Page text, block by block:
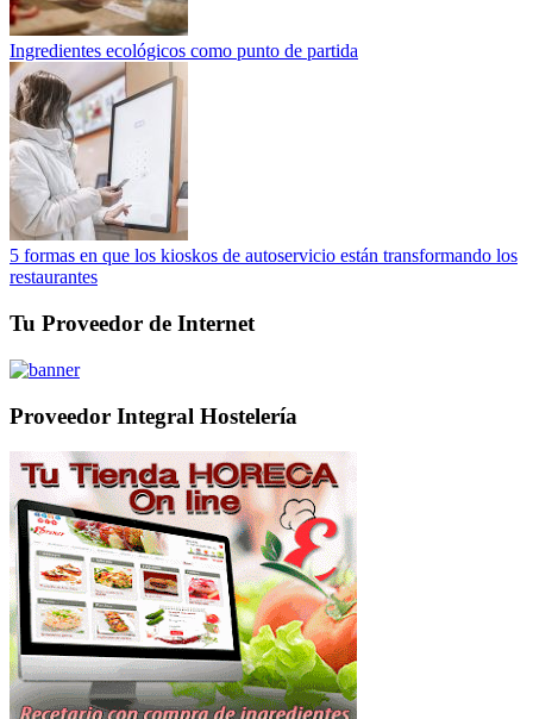
Ingredientes ecológicos como punto de partida
5 formas en que los kioskos de autoservicio están transformando los
restaurantes
Tu Proveedor de Internet
Proveedor Integral Hostelería